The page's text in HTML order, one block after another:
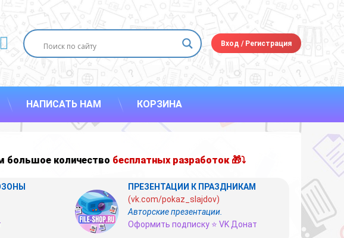
YouTube
E-mail Вход /Регистрация
НАПИСАТЬ НАМ КОРЗИНА
количество бесплатных разработок 🎁⤵
ПРЕЗЕНТАЦИИ К ПРАЗДНИКАМ
(vk.com/pokaz_slajdov)
Авторские презентации.
Оформить подписку ⭐ VK Донат